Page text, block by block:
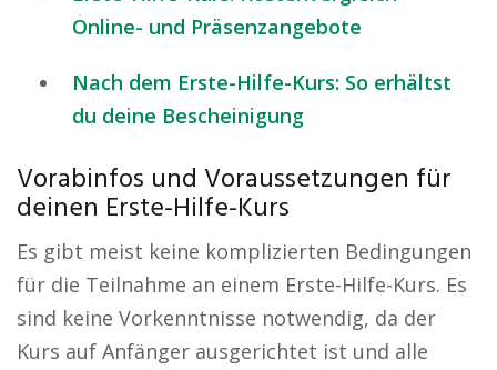
Online- und Präsenzangebote
Nach dem Erste-Hilfe-Kurs: So erhältst
du deine Bescheinigung
Vorabinfos und Voraussetzungen für
deinen Erste-Hilfe-Kurs
Es gibt meist keine komplizierten Bedingungen
für die Teilnahme an einem Erste-Hilfe-Kurs. Es
sind keine Vorkenntnisse notwendig, da der
Kurs auf Anfänger ausgerichtet ist und alle